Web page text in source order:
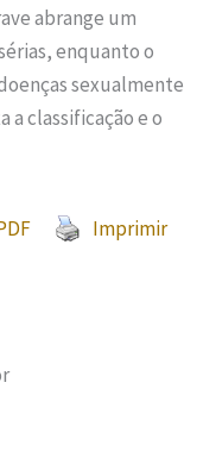
abrange um
enquanto o
sexualmente
a classificação e o
Imprimir